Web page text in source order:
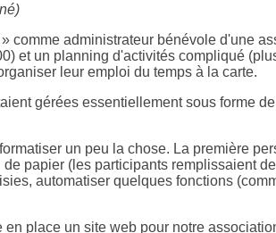
comme administrateur bénévole d'une
et un planning d'activités compliqué
leur emploi du temps à la carte.
gérées essentiellement sous forme
un peu la chose. La première
papier (les participants remplissaient
automatiser quelques fonctions
en place un site web pour notre